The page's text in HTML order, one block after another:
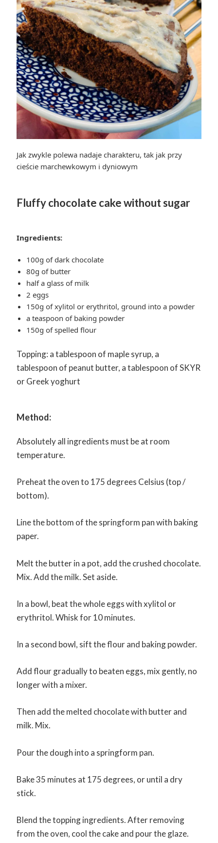
Jak zwykle polewa nadaje charakteru, tak jak przy
cieście marchewkowym i dyniowym
Fluffy chocolate cake without sugar
Ingredients:
100g of dark chocolate
80g of butter
half a glass of milk
2 eggs
150g of xylitol or erythritol, ground into a powder
a teaspoon of baking powder
150g of spelled flour
Topping: a tablespoon of maple syrup, a
tablespoon of peanut butter, a tablespoon of SKYR
or Greek yoghurt
Method:
Absolutely all ingredients must be at room
temperature.
Preheat the oven to 175 degrees Celsius (top /
bottom).
Line the bottom of the springform pan with baking
paper.
Melt the butter in a pot, add the crushed chocolate.
Mix. Add the milk. Set aside.
In a bowl, beat the whole eggs with xylitol or
erythritol. Whisk for 10 minutes.
In a second bowl, sift the flour and baking powder.
Add flour gradually to beaten eggs, mix gently, no
longer with a mixer.
Then add the melted chocolate with butter and
milk. Mix.
Pour the dough into a springform pan.
Bake 35 minutes at 175 degrees, or until a dry
stick.
Blend the topping ingredients. After removing
from the oven, cool the cake and pour the glaze.